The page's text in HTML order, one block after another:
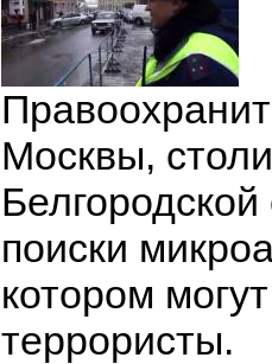
Москвы,
поиски
котором
террористы.